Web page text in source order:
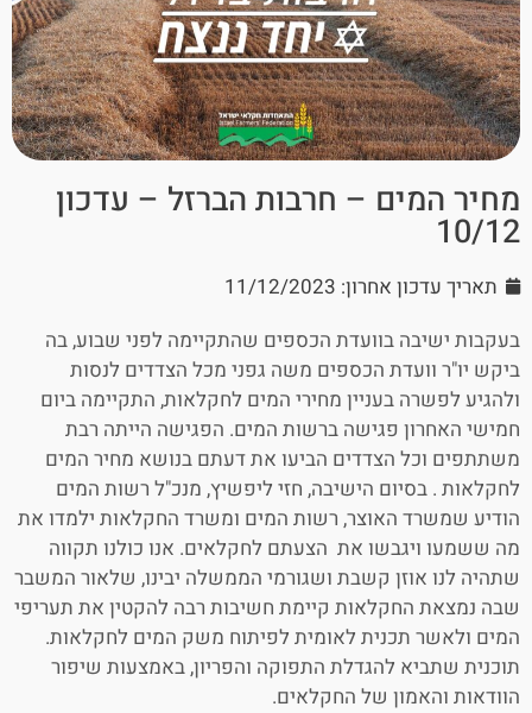
מחיר המים – חרבות הברזל – עדכון
10/12
תאריך עדכון אחרון: 11/12/2023
בעקבות ישיבה בוועדת הכספים שהתקיימה לפני שבוע, בה
ביקש יו"ר וועדת הכספים משה גפני מכל הצדדים לנסות
ולהגיע לפשרה בעניין מחירי המים לחקלאות, התקיימה ביום
חמישי האחרון פגישה ברשות המים. הפגישה הייתה רבת
משתתפים וכל הצדדים הביעו את דעתם בנושא מחיר המים
לחקלאות . בסיום הישיבה, חזי ליפשיץ, מנכ"ל רשות המים
הודיע שמשרד האוצר, רשות המים ומשרד החקלאות ילמדו את
מה ששמעו ויגבשו את הצעתם לחקלאים. אנו כולנו תקווה
שתהיה לנו אוזן קשבת ושגורמי הממשלה יבינו, שלאור המשבר
שבה נמצאת החקלאות קיימת חשיבות רבה להקטין את תעריפי
המים ולאשר תכנית לאומית לפיתוח משק המים לחקלאות.
תוכנית שתביא להגדלת התפוקה והפריון, באמצעות שיפור
הוודאות והאמון של החקלאים.